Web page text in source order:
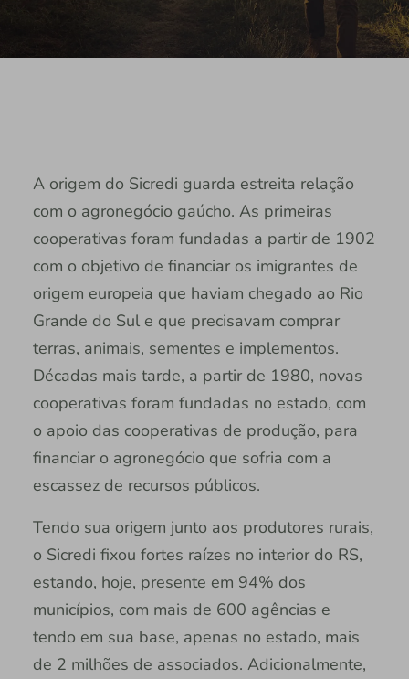
A origem do Sicredi guarda estreita relação
com o agronegócio gaúcho. As primeiras
cooperativas foram fundadas a partir de 1902
com o objetivo de financiar os imigrantes de
origem europeia que haviam chegado ao Rio
Grande do Sul e que precisavam comprar
terras, animais, sementes e implementos.
Décadas mais tarde, a partir de 1980, novas
cooperativas foram fundadas no estado, com
o apoio das cooperativas de produção, para
financiar o agronegócio que sofria com a
escassez de recursos públicos.
Tendo sua origem junto aos produtores rurais,
o Sicredi fixou fortes raízes no interior do RS,
estando, hoje, presente em 94% dos
municípios, com mais de 600 agências e
tendo em sua base, apenas no estado, mais
de 2 milhões de associados. Adicionalmente,